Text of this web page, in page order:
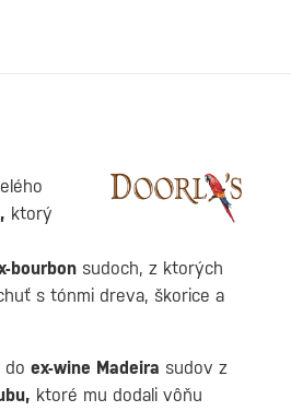
ktorý
bourbon sudoch, z ktorých
s tónmi dreva, škorice a
do ex-wine Madeira sudov z
ktoré mu dodali vôňu